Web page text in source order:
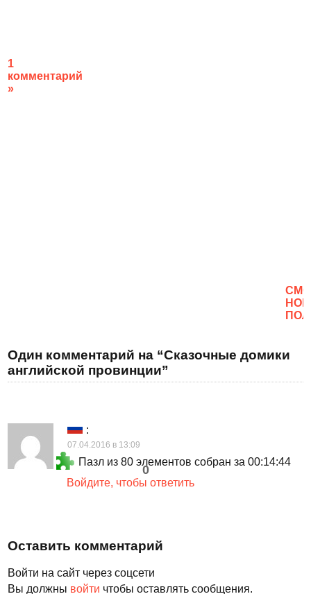
1
комментарий
»
Один комментарий на “Сказочные домики
английской провинции”
:
07.04.2016 в 13:09
Пазл из 80 элементов собран за 00:14:44
0
Войдите, чтобы ответить
Оставить комментарий
Войти на сайт через соцсети
Вы должны войти чтобы оставлять сообщения.